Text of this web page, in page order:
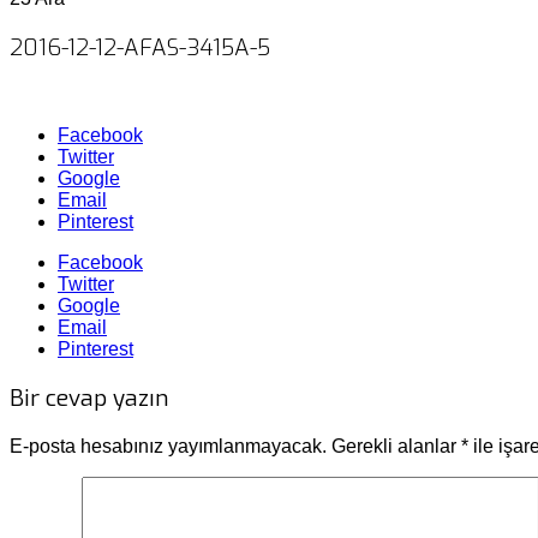
2016-12-12-AFAS-3415A-5
Facebook
Twitter
Google
Email
Pinterest
Facebook
Twitter
Google
Email
Pinterest
Bir cevap yazın
E-posta hesabınız yayımlanmayacak. Gerekli alanlar * ile